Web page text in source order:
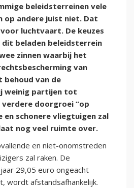
beleidsterreinen vele
op andere juist niet. Dat
luchtvaart. De keuzes
beladen beleidsterrein
zinnen waarbij het
van
behoud van de
weinig partijen tot
doorgroei “op
schonere vliegtuigen zal
nog veel ruimte over.
en niet-onomstreden
zal raken. De
29,05 euro ongeacht
wordt afstandsafhankelijk.